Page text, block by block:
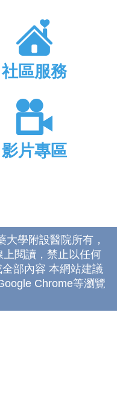
社區服務
影片專區
學附設醫院所有，
閱讀，禁止以任何
部內容 本網站建議
Chrome等瀏覽